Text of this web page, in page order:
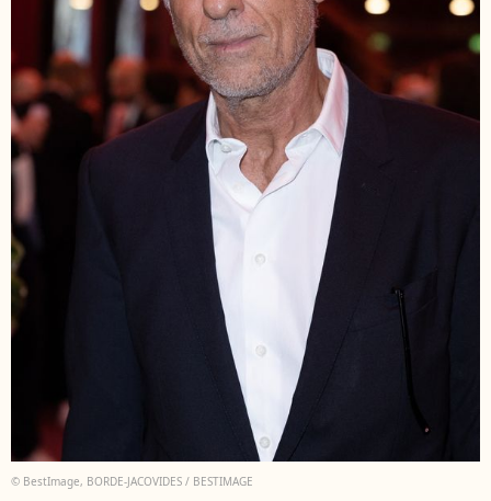
© BestImage, BORDE-JACOVIDES / BESTIMAGE